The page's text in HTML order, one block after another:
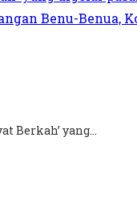
Berkah’ yang...